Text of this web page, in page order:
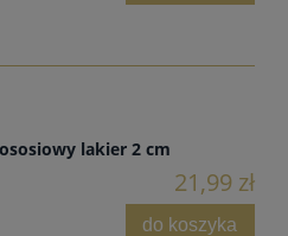
lakier 2 cm
21,99 zł
do koszyka